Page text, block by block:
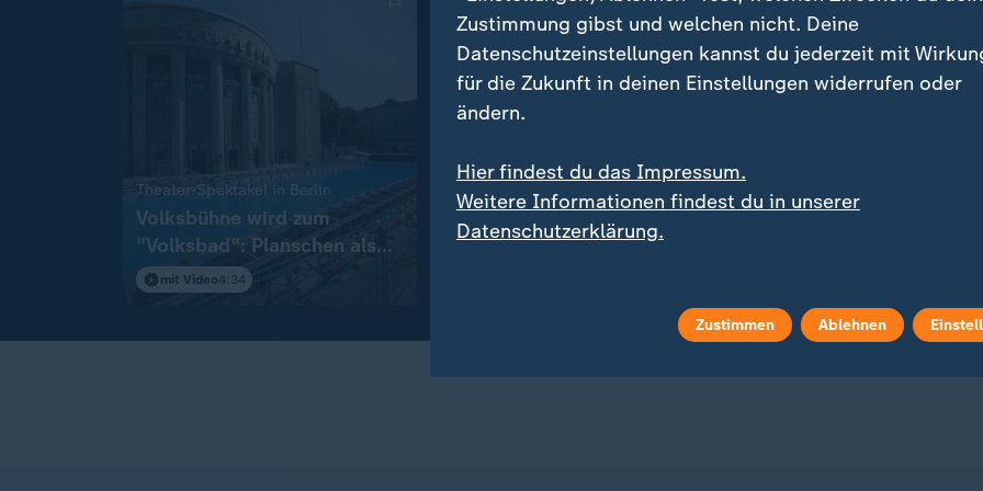
Theater-Spektakel in Berlin
Volksbühne wird zum
"Volksbad": Planschen als
Protest
mit Video4:34
Liveblog
Aktuelle Entwicklungen
Physiker Carlo Buontempo
Ist die extreme Hitze in
Zustimmung gibst und welchen nicht. Deine
Datenschutzeinstellungen kannst du jederzeit mit
für die Zukunft in deinen Einstellungen widerrufen oder
ändern.
Hier findest du das Impressum.
Weitere Informationen findest du in unserer
Datenschutzerklärung.
Zustimmen Ablehnen